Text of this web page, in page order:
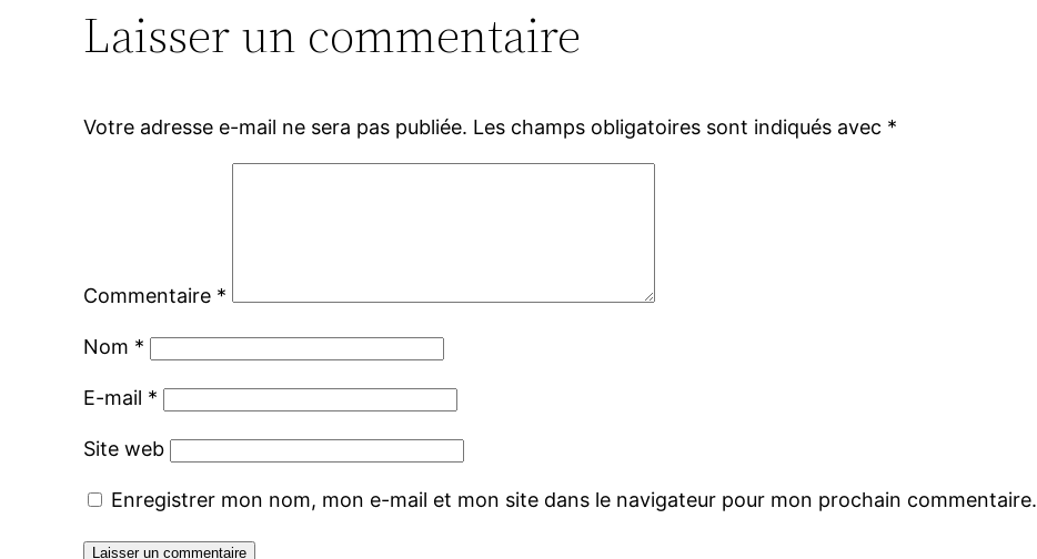
Laisser un commentaire
Votre adresse e-mail ne sera pas publiée. Les champs obligatoires sont indiqués avec *
Commentaire *
Nom *
E-mail *
Site web
Enregistrer mon nom, mon e-mail et mon site dans le navigateur pour mon prochain commentaire.